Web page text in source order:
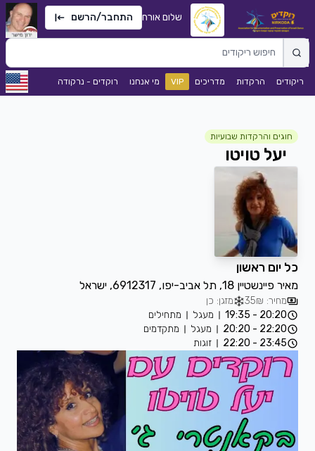
שלום אורח התחבר/הרשם
ריקודים הרקדות מדריכים VIP מי אנחנו רוקדים - נרקודה
חוגים והרקדות שבועיות
יעל טויטו
כל יום ראשון
מאיר פיינשטיין 18, תל אביב-יפו, 6912317, ישראל
מחיר: 35₪
מזגן: כן
20:20 - 19:35
מעגל
מתחילים
22:20 - 20:20
מעגל
מתקדמים
23:45 - 22:20
זוגות